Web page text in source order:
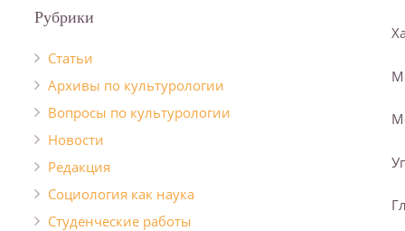
Рубрики
Cтатьи
Архивы по культурологии
Вопросы по культурологии
Новости
Редакция
Социология как наука
Студенческие работы